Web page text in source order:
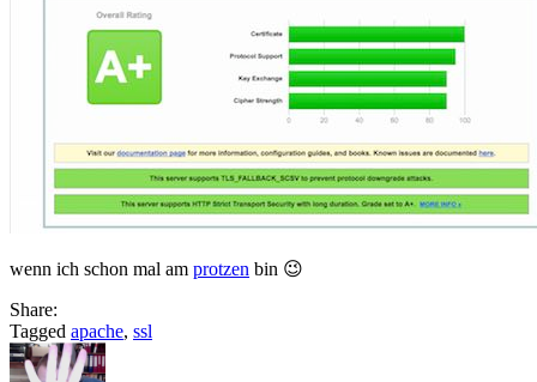
wenn ich schon mal am protzen bin 😉
Share:
Tagged apache, ssl